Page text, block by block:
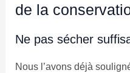
de la
Ne pas sécher
Nous l’avons déjà